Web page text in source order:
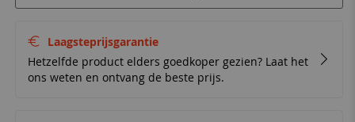
Laagsteprijsgarantie
Hetzelfde product elders goedkoper gezien? Laat het
ons weten en ontvang de beste prijs.